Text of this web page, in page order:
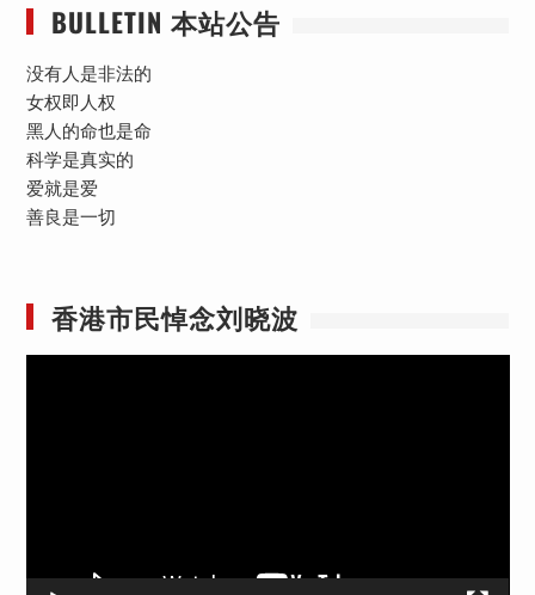
BULLETIN 本站公告
没有人是非法的
女权即人权
黑人的命也是命
科学是真实的
爱就是爱
善良是一切
香港市民悼念刘晓波